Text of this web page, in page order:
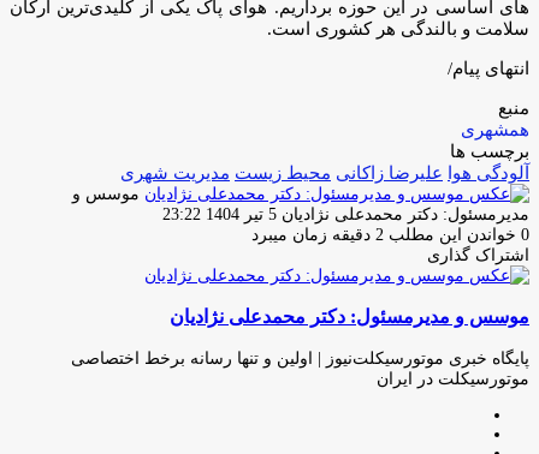
های اساسی در این حوزه برداریم. هوای پاک یکی از کلیدی‌ترین ارکان
سلامت و بالندگی هر کشوری است.
انتهای پیام/
منبع
همشهری
برچسب ها
آلودگی هوا علیرضا زاکانی محیط زیست مدیریت شهری
موسس و
مدیرمسئول: دکتر محمدعلی نژادیان ارسال
ایمیل
5 تیر 1404 23:22
0 خواندن این مطلب 2 دقیقه زمان میبرد
اشتراک گذاری
فیس
توئیتر
لینکدین
واتس
تلگرام
اشتراک
از
ایمیل
چاپ
موسس و مدیرمسئول: دکتر محمدعلی نژادیان
پایگاه خبری موتورسیکلت‌نیوز | اولین و تنها رسانه برخط اختصاصی
موتورسیکلت در ایران